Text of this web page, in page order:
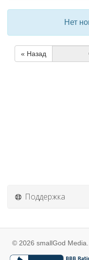
Нет
« Назад
Поддержка
© 2026 smallGod Media.